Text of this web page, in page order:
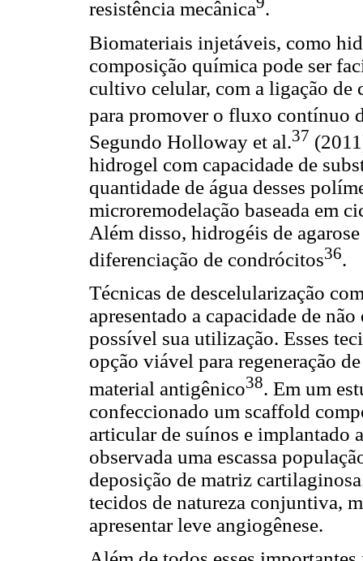
resistência mecânica .
Biomateriais injetáveis, como
composição química pode ser
cultivo celular, com a ligação de
para promover o fluxo contínuo
Segundo Holloway et al.37
hidrogel com capacidade de
quantidade de água desses
microremodelação baseada em
Além disso, hidrogéis de
diferenciação de condrócitos36.
Técnicas de descelularização
apresentado a capacidade de
possível sua utilização. Esses
opção viável para regeneração
material antigênico38. Em um
confeccionado um scaffold
articular de suínos e implantado
observada uma escassa
deposição de matriz
tecidos de natureza conjuntiva,
apresentar leve angiogênese.